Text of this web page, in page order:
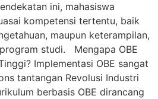
ini, mahasiswa
kompetensi tertentu, baik
maupun keterampilan,
studi. Mengapa OBE
Implementasi OBE sangat
tantangan Revolusi Industri
berbasis OBE dirancang